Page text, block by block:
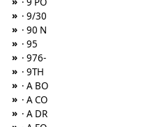
» · 9/30
» · 90 N
» · 95
» · 976-
» · 9TH
» · A BO
» · A CO
» · A DR